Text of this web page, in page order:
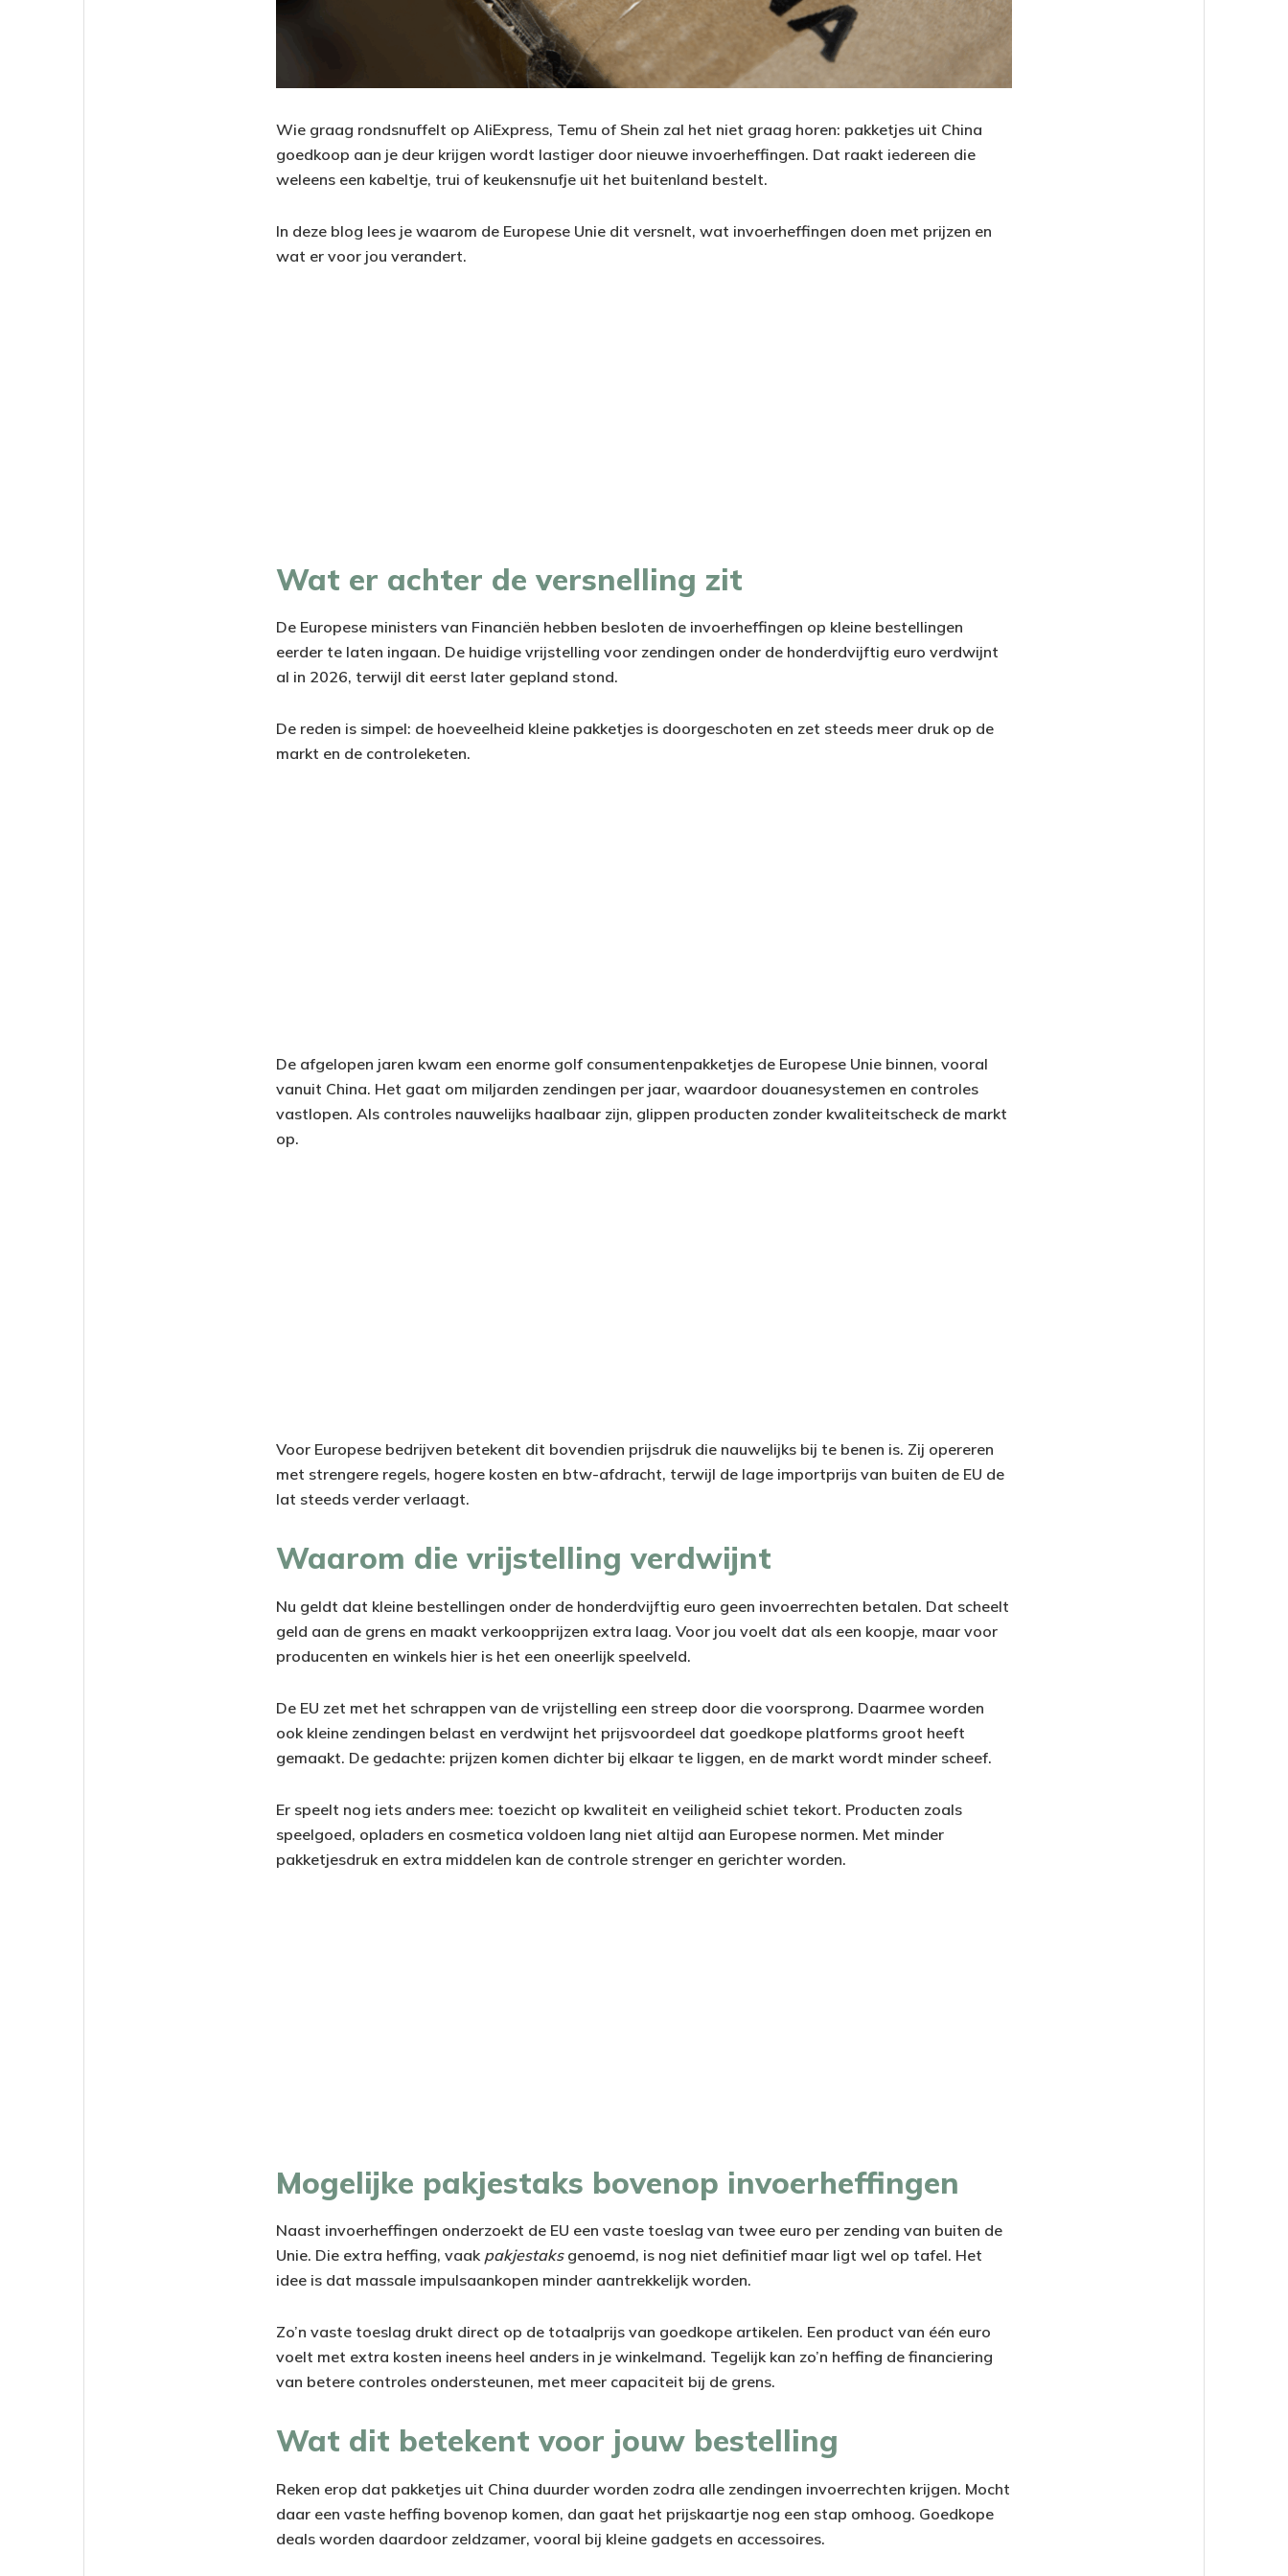
Wie graag rondsnuffelt op AliExpress, Temu of Shein zal het niet graag horen: pakketjes uit China
goedkoop aan je deur krijgen wordt lastiger door nieuwe invoerheffingen. Dat raakt iedereen die
weleens een kabeltje, trui of keukensnufje uit het buitenland bestelt.
In deze blog lees je waarom de Europese Unie dit versnelt, wat invoerheffingen doen met prijzen en
wat er voor jou verandert.
Wat er achter de versnelling zit
De Europese ministers van Financiën hebben besloten de invoerheffingen op kleine bestellingen
eerder te laten ingaan. De huidige vrijstelling voor zendingen onder de honderdvijftig euro verdwijnt
al in 2026, terwijl dit eerst later gepland stond.
De reden is simpel: de hoeveelheid kleine pakketjes is doorgeschoten en zet steeds meer druk op de
markt en de controleketen.
De afgelopen jaren kwam een enorme golf consumentenpakketjes de Europese Unie binnen, vooral
vanuit China. Het gaat om miljarden zendingen per jaar, waardoor douanesystemen en controles
vastlopen. Als controles nauwelijks haalbaar zijn, glippen producten zonder kwaliteitscheck de markt
op.
Voor Europese bedrijven betekent dit bovendien prijsdruk die nauwelijks bij te benen is. Zij opereren
met strengere regels, hogere kosten en btw-afdracht, terwijl de lage importprijs van buiten de EU de
lat steeds verder verlaagt.
Waarom die vrijstelling verdwijnt
Nu geldt dat kleine bestellingen onder de honderdvijftig euro geen invoerrechten betalen. Dat scheelt
geld aan de grens en maakt verkoopprijzen extra laag. Voor jou voelt dat als een koopje, maar voor
producenten en winkels hier is het een oneerlijk speelveld.
De EU zet met het schrappen van de vrijstelling een streep door die voorsprong. Daarmee worden
ook kleine zendingen belast en verdwijnt het prijsvoordeel dat goedkope platforms groot heeft
gemaakt. De gedachte: prijzen komen dichter bij elkaar te liggen, en de markt wordt minder scheef.
Er speelt nog iets anders mee: toezicht op kwaliteit en veiligheid schiet tekort. Producten zoals
speelgoed, opladers en cosmetica voldoen lang niet altijd aan Europese normen. Met minder
pakketjesdruk en extra middelen kan de controle strenger en gerichter worden.
Mogelijke pakjestaks bovenop invoerheffingen
Naast invoerheffingen onderzoekt de EU een vaste toeslag van twee euro per zending van buiten de
Unie. Die extra heffing, vaak pakjestaksgenoemd, is nog niet definitief maar ligt wel op tafel. Het
idee is dat massale impulsaankopen minder aantrekkelijk worden.
Zo’n vaste toeslag drukt direct op de totaalprijs van goedkope artikelen. Een product van één euro
voelt met extra kosten ineens heel anders in je winkelmand. Tegelijk kan zo’n heffing de financiering
van betere controles ondersteunen, met meer capaciteit bij de grens.
Wat dit betekent voor jouw bestelling
Reken erop dat pakketjes uit China duurder worden zodra alle zendingen invoerrechten krijgen. Mocht
daar een vaste heffing bovenop komen, dan gaat het prijskaartje nog een stap omhoog. Goedkope
deals worden daardoor zeldzamer, vooral bij kleine gadgets en accessoires.